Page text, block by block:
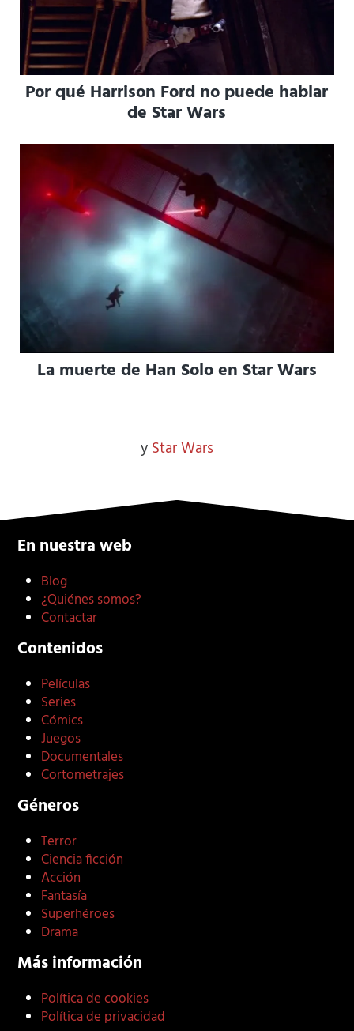
Por qué Harrison Ford no puede hablar
de Star Wars
La muerte de Han Solo en Star Wars
y Star Wars
En nuestra web
Blog
¿Quiénes somos?
Contactar
Contenidos
Películas
Series
Cómics
Juegos
Documentales
Cortometrajes
Géneros
Terror
Ciencia ficción
Acción
Fantasía
Superhéroes
Drama
Más información
Política de cookies
Política de privacidad